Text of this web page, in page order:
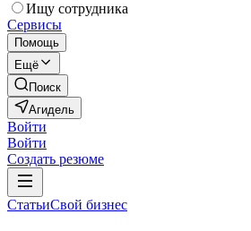
Ищу сотрудника
Сервисы
Помощь
Ещё
Поиск
Агидель
Войти
Войти
Создать резюме
СтатьиСвой бизнес